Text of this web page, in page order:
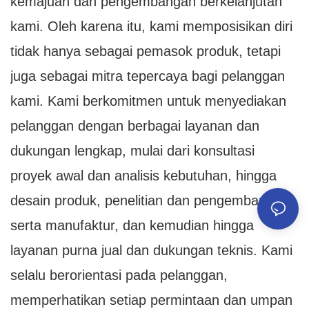
kami. Oleh karena itu, kami memposisikan diri
tidak hanya sebagai pemasok produk, tetapi
juga sebagai mitra tepercaya bagi pelanggan
kami. Kami berkomitmen untuk menyediakan
pelanggan dengan berbagai layanan dan
dukungan lengkap, mulai dari konsultasi
proyek awal dan analisis kebutuhan, hingga
desain produk, penelitian dan pengembangan,
serta manufaktur, dan kemudian hingga
layanan purna jual dan dukungan teknis. Kami
selalu berorientasi pada pelanggan,
memperhatikan setiap permintaan dan umpan